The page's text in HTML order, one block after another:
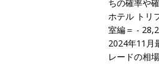
ちの確率や
ホテル トリ
室編＝ -
2024年11月
レードの相